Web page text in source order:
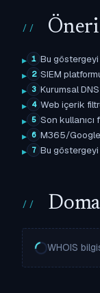
1 Bu
2 SIEM
3 Kurumsal
4 Web içerik
5 Son kullanıcı
6 M365/Google
7 Bu
WHOIS